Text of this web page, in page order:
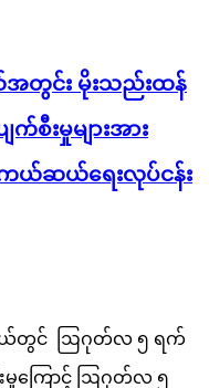
အတွင်း မိုးသည်းထန်
က်စီးမှုများအား
ယ်ဆယ်ရေးလုပ်ငန်း
နယ်တွင် ဩဂုတ်လ ၅ ရက်
မှုကြောင့် ဩဂုတ်လ ၅